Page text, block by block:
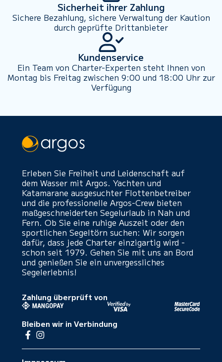
Sicherheit ihrer Zahlung
Sichere Bezahlung, sichere Verwaltung der Kaution
durch geprüfte Drittanbieter
Kundenservice
Ein Team von Charter-Experten steht Ihnen von
Montag bis Freitag zwischen 9:00 und 18:00 Uhr zur
Verfügung
Erleben Sie Freiheit und Leidenschaft auf
dem Wasser mit Argos. Yachten und
Katamarane ausgesuchter Flottenbetreiber
und die professionelle Argos-Crew bieten
maßgeschneiderten Segelurlaub in Nah und
Fern. Ob Sie eine ruhige Auszeit oder den
sportlichen Segeltörn suchen: Wir sorgen
dafür, dass jede Charter einzigartig wird -
schon seit 1979. Gehen Sie mit uns an Bord
und genießen Sie ein unvergessliches
Segelerlebnis!
Zahlung überprüft von
Bleiben wir in Verbindung